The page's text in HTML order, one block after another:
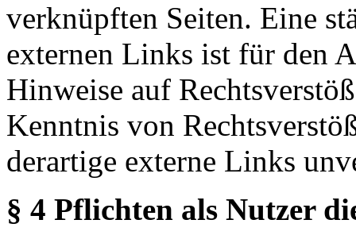
verknüpften Seiten. Eine
externen Links ist für den
Hinweise auf
Kenntnis von
derartige externe Links
§ 4 Pflichten als Nutzer